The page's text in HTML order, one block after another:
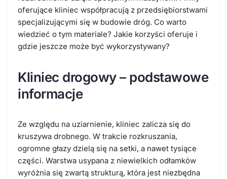
oferujące kliniec współpracują z przedsiębiorstwami
specjalizującymi się w budowie dróg. Co warto
wiedzieć o tym materiale? Jakie korzyści oferuje i
gdzie jeszcze może być wykorzystywany?
Kliniec drogowy – podstawowe
informacje
Ze względu na uziarnienie, kliniec zalicza się do
kruszywa drobnego. W trakcie rozkruszania,
ogromne głazy dzielą się na setki, a nawet tysiące
części. Warstwa usypana z niewielkich odłamków
wyróżnia się zwartą strukturą, która jest niezbędna